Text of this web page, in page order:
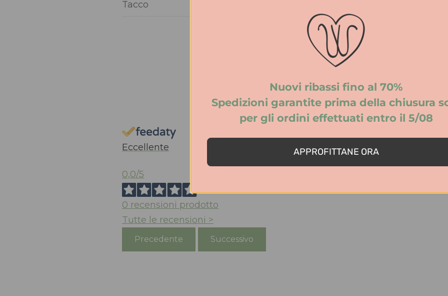
Tacco
Eccellente
0,0/5
0 recensioni prodotto
Tutte le recensioni >
Precedente Successivo
Nuovi ribassi fino al 70%
Spedizioni garantite prima della chiusura
per gli ordini effettuati entro il 5/08
APPROFITTANE ORA